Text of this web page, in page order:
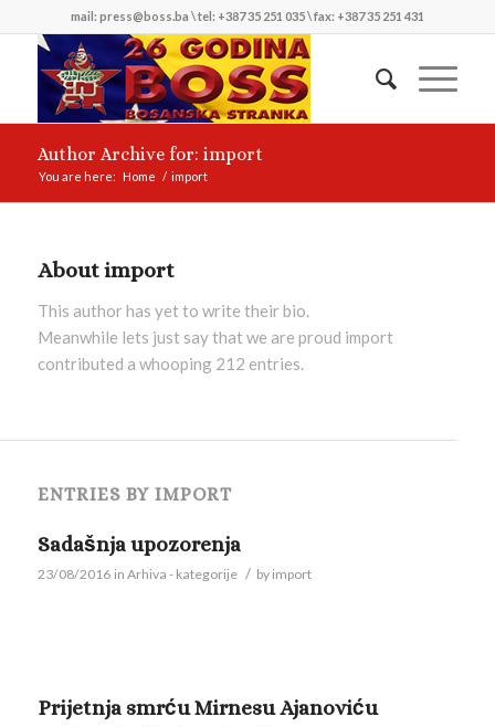
mail: press@boss.ba \ tel: +387 35 251 035 \ fax: +387 35 251 431
Author Archive for: import
You are here: Home / import
Aboutimport
This author has yet to write their bio.
Meanwhile lets just say that we are proud import
contributed a whooping 212 entries.
ENTRIES BY IMPORT
Sadašnja upozorenja
23/08/2016 in Arhiva - kategorije / by import
Prijetnja smrću Mirnesu Ajanoviću